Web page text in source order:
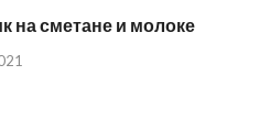
на сметане и молоке